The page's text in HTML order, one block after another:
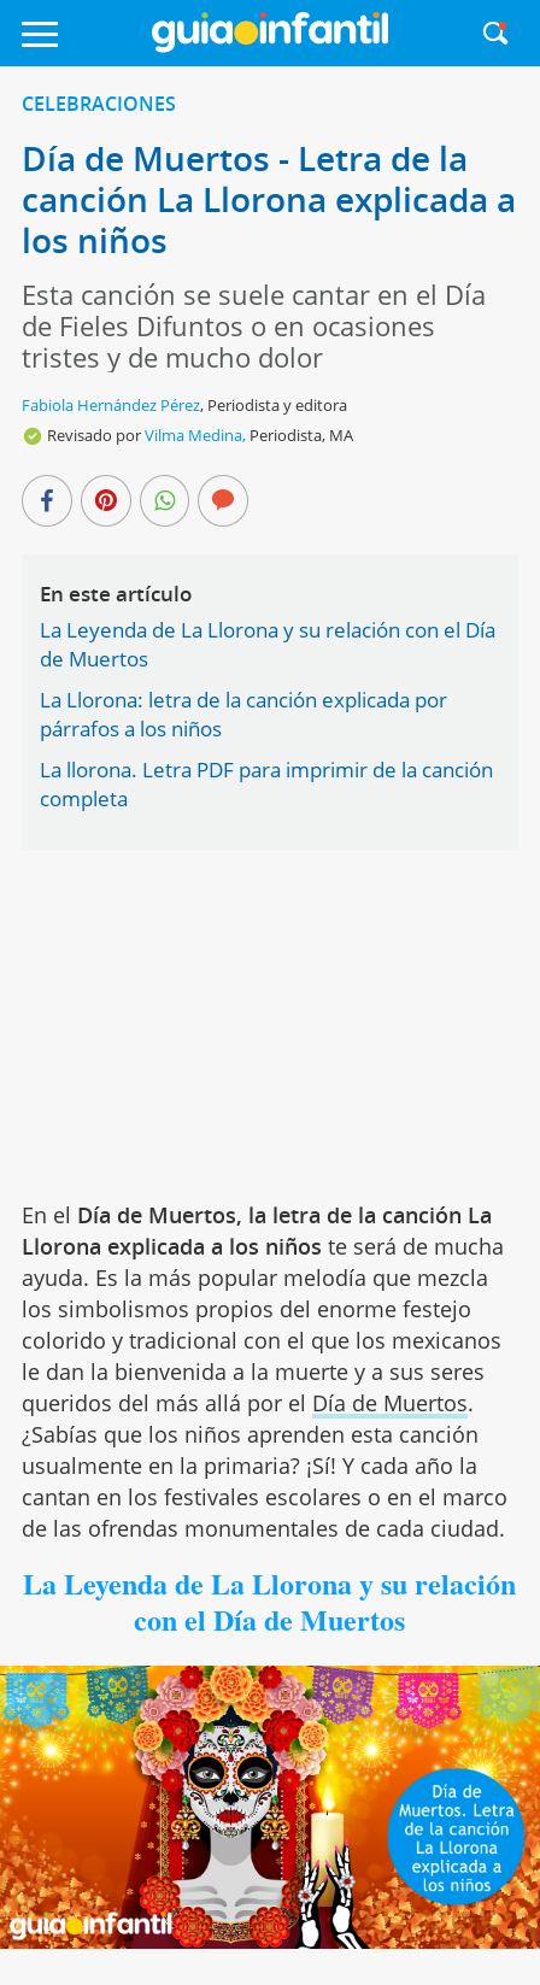
CELEBRACIONES
Día de Muertos - Letra de la
canción La Llorona explicada a
los niños
Esta canción se suele cantar en el Día
de Fieles Difuntos o en ocasiones
tristes y de mucho dolor
Fabiola Hernández Pérez, Periodista y editora
Revisado porVilma Medina, Periodista, MA
En este artículo
La Leyenda de La Llorona y su relación con el Día
de Muertos
La Llorona: letra de la canción explicada por
párrafos a los niños
La llorona. Letra PDF para imprimir de la canción
completa
En el Día de Muertos, la letra de la canción La
Llorona explicada a los niños te será de mucha
ayuda. Es la más popular melodía que mezcla
los simbolismos propios del enorme festejo
colorido y tradicional con el que los mexicanos
le dan la bienvenida a la muerte y a sus seres
queridos del más allá por el Día de Muertos.
¿Sabías que los niños aprenden esta canción
usualmente en la primaria? ¡Sí! Y cada año la
cantan en los festivales escolares o en el marco
de las ofrendas monumentales de cada ciudad.
La Leyenda de La Llorona y su relación
con el Día de Muertos